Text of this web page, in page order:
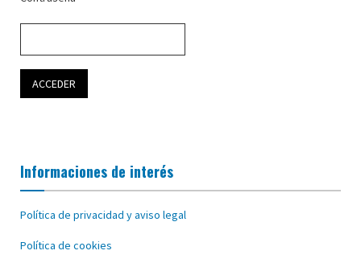
Informaciones de interés
Política de privacidad y aviso legal
Política de cookies